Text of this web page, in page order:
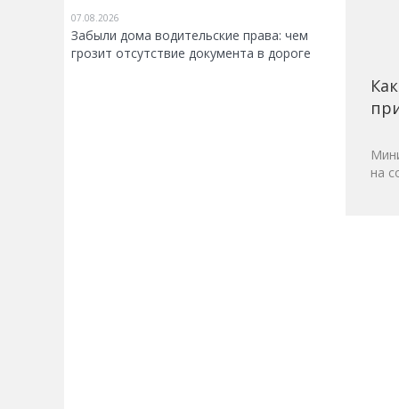
07.08.2026
Забыли дома водительские права: чем
грозит отсутствие документа в дороге
на